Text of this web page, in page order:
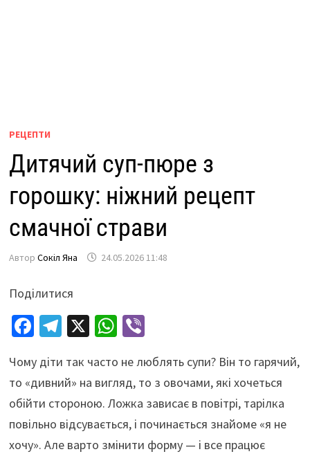
РЕЦЕПТИ
Дитячий суп-пюре з
горошку: ніжний рецепт
смачної страви
Автор Сокіл Яна 24.05.2026 11:48
Поділитися
Fa
b
o
o
k
Te
gr
a
m
X W
at
sA
p
p
Vi
er
Чому діти так часто не люблять супи? Він то гарячий,
то «дивний» на вигляд, то з овочами, які хочеться
обійти стороною. Ложка зависає в повітрі, тарілка
повільно відсувається, і починається знайоме «я не
хочу». Але варто змінити форму — і все працює